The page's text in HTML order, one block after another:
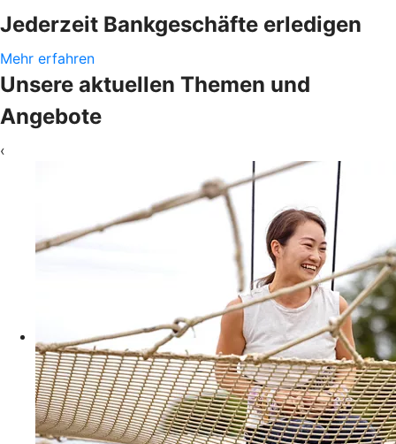
Jederzeit Bankgeschäfte erledigen
Mehr erfahren
Unsere aktuellen Themen und
Angebote
‹